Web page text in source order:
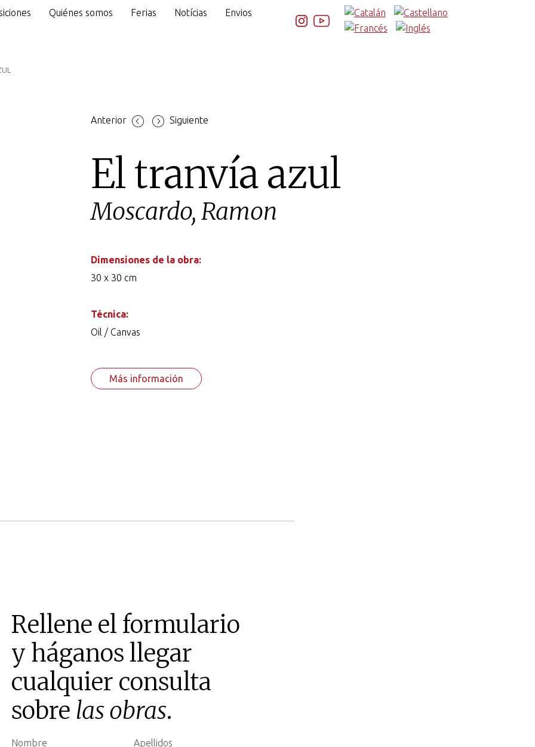
Quiénes somos Ferias Notícias
Envios
Anterior Siguiente
El tranvía azul
Moscardo, Ramon
Dimensiones de la obra:
30 x 30 cm
Técnica:
Oil / Canvas
Más información
Rellene el formulario
y háganos llegar
cualquier consulta
sobre las obras.